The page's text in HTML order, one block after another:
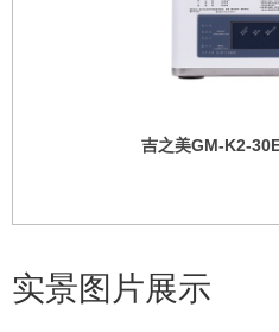
吉之美GM-K2-
实景图片展示